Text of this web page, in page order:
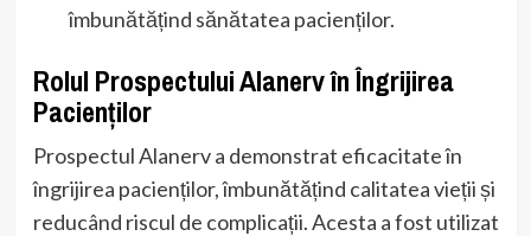
îmbunătățind sănătatea pacienților.
Rolul Prospectului Alanerv în Îngrijirea
Pacienților
Prospectul Alanerv a demonstrat eficacitate în
îngrijirea pacienților, îmbunătățind calitatea vieții și
reducând riscul de complicații. Acesta a fost utilizat